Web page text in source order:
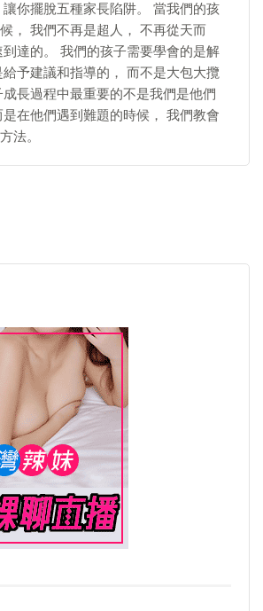
你擺脫五種家長陷阱。 當我們的孩
， 我們不再是超人， 不再從天而
達的。 我們的孩子需要學會的是解
予建議和指導的， 而不是大包大攬
長過程中最重要的不是我們是他們
在他們遇到難題的時候， 我們教會
法。